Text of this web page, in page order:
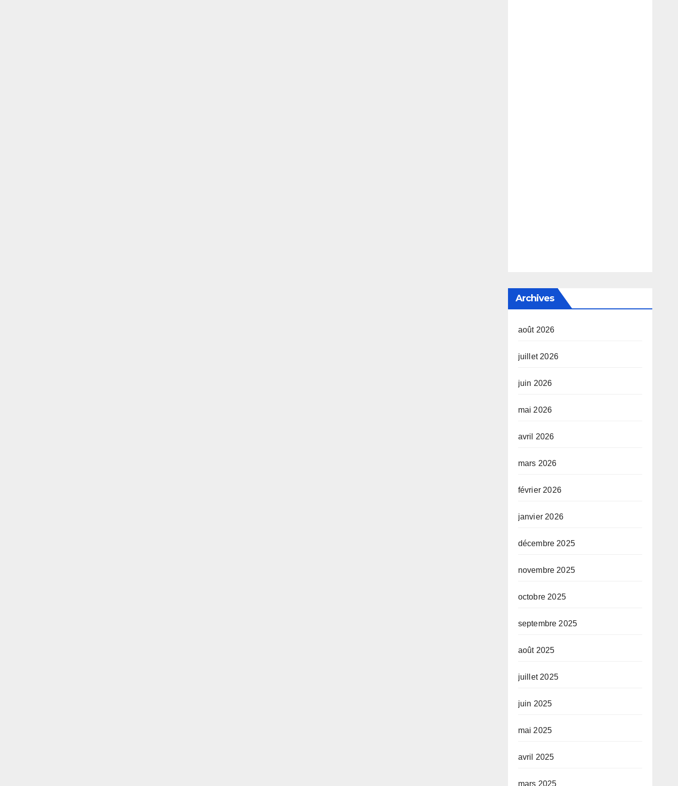
Archives
août 2026
juillet 2026
juin 2026
mai 2026
avril 2026
mars 2026
février 2026
janvier 2026
décembre 2025
novembre 2025
octobre 2025
septembre 2025
août 2025
juillet 2025
juin 2025
mai 2025
avril 2025
mars 2025